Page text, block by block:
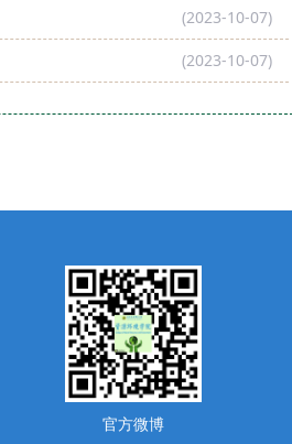
(2023-10-07)
(2023-10-07)
官方微博